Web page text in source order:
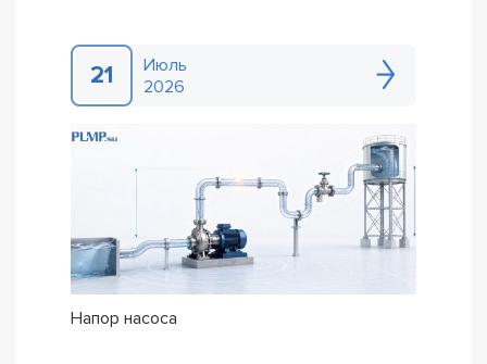
21
Июль
2026
Напор насоса